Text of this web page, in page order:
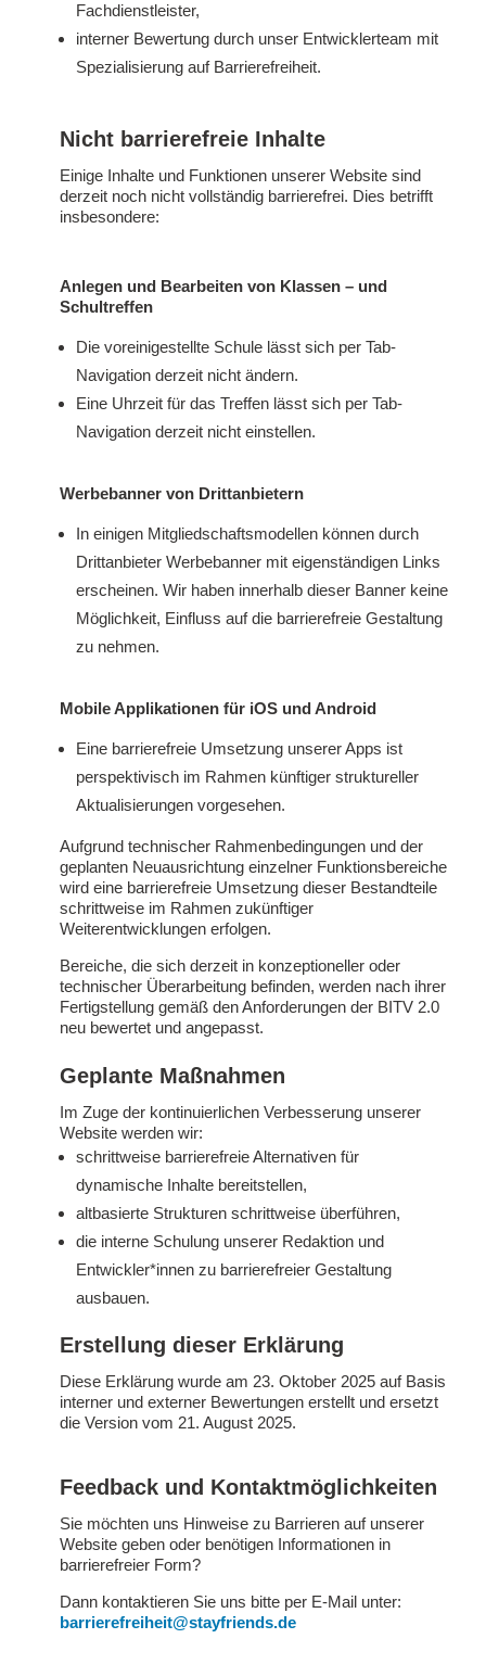
Fachdienstleister,
interner Bewertung durch unser Entwicklerteam mit
Spezialisierung auf Barrierefreiheit.
Nicht barrierefreie Inhalte
Einige Inhalte und Funktionen unserer Website sind
derzeit noch nicht vollständig barrierefrei. Dies betrifft
insbesondere:
Anlegen und Bearbeiten von Klassen – und
Schultreffen
Die voreinigestellte Schule lässt sich per Tab-
Navigation derzeit nicht ändern.
Eine Uhrzeit für das Treffen lässt sich per Tab-
Navigation derzeit nicht einstellen.
Werbebanner von Drittanbietern
In einigen Mitgliedschaftsmodellen können durch
Drittanbieter Werbebanner mit eigenständigen Links
erscheinen. Wir haben innerhalb dieser Banner keine
Möglichkeit, Einfluss auf die barrierefreie Gestaltung
zu nehmen.
Mobile Applikationen für iOS und Android
Eine barrierefreie Umsetzung unserer Apps ist
perspektivisch im Rahmen künftiger struktureller
Aktualisierungen vorgesehen.
Aufgrund technischer Rahmenbedingungen und der
geplanten Neuausrichtung einzelner Funktionsbereiche
wird eine barrierefreie Umsetzung dieser Bestandteile
schrittweise im Rahmen zukünftiger
Weiterentwicklungen erfolgen.
Bereiche, die sich derzeit in konzeptioneller oder
technischer Überarbeitung befinden, werden nach ihrer
Fertigstellung gemäß den Anforderungen der BITV 2.0
neu bewertet und angepasst.
Geplante Maßnahmen
Im Zuge der kontinuierlichen Verbesserung unserer
Website werden wir:
schrittweise barrierefreie Alternativen für
dynamische Inhalte bereitstellen,
altbasierte Strukturen schrittweise überführen,
die interne Schulung unserer Redaktion und
Entwickler*innen zu barrierefreier Gestaltung
ausbauen.
Erstellung dieser Erklärung
Diese Erklärung wurde am 23. Oktober 2025 auf Basis
interner und externer Bewertungen erstellt und ersetzt
die Version vom 21. August 2025.
Feedback und Kontaktmöglichkeiten
Sie möchten uns Hinweise zu Barrieren auf unserer
Website geben oder benötigen Informationen in
barrierefreier Form?
Dann kontaktieren Sie uns bitte per E-Mail unter:
barrierefreiheit@stayfriends.de